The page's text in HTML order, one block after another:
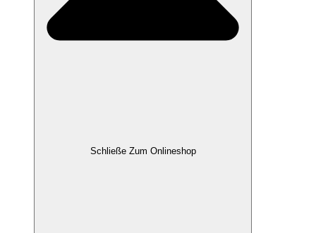
Schließe Zum Onlineshop